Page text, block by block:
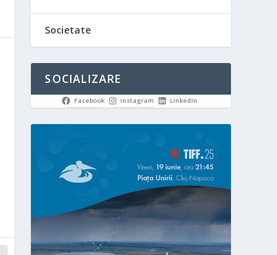
Societate
SOCIALIZARE
Facebook Instagram LinkedIn